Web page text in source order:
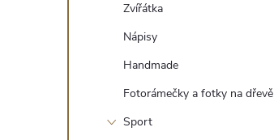
Zvířátka
Nápisy
Handmade
Fotorámečky a fotky na dřevě
Sport